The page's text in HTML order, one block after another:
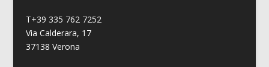
T+39 335 762 7252
Via Calderara, 17
37138 Verona